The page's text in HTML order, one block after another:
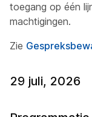
toegang op één
machtigingen.
Zie
29 juli, 2026